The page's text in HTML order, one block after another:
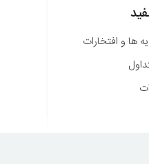
ها و افتخارات